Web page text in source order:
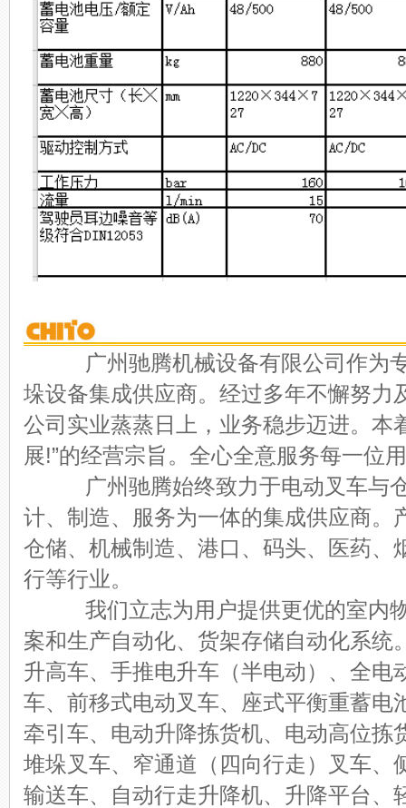
广州驰腾机械设备有限公司作为专
垛设备集成供应商。经过多年不懈努力
公司实业蒸蒸日上，业务稳步迈进。本
展!”的经营宗旨。全心全意服务每一位
广州驰腾始终致力于电动叉车与仓
计、制造、服务为一体的集成供应商。
仓储、机械制造、港口、码头、医药、
行等行业。
我们立志为用户提供更优的室内物
案和生产自动化、货架存储自动化系统
升高车、手推电升车（半电动）、全电
车、前移式电动叉车、座式平衡重蓄电
牵引车、电动升降拣货机、电动高位拣
堆垛叉车、窄通道（四向行走）叉车、
输送车、自动行走升降机、升降平台、